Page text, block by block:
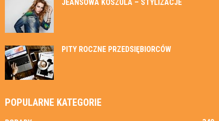
JEANSOWA KOSZULA – STYLIZACJE
PITY ROCZNE PRZEDSIĘBIORCÓW
POPULARNE KATEGORIE